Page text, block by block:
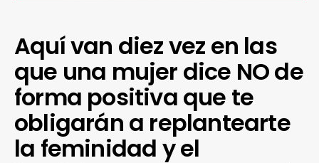
Aquí van diez vez en las
que una mujer dice NO de
forma positiva que te
obligarán a replantearte
la feminidad y el